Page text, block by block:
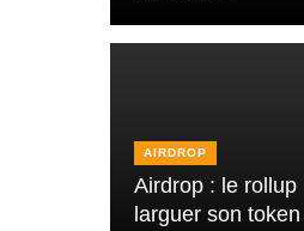
AIRDROP
Airdrop : le rollup
larguer son